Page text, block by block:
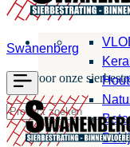
Swanenberg
Kies voor onze